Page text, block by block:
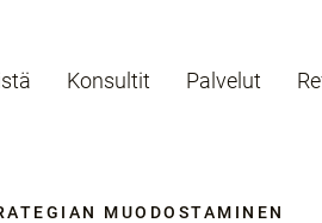
Konsultit Palvelut
MUODOSTAMINEN